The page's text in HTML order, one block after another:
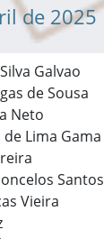
de 2025
Galvao
de Sousa
Neto
Lima Gama
Santos
Vieira